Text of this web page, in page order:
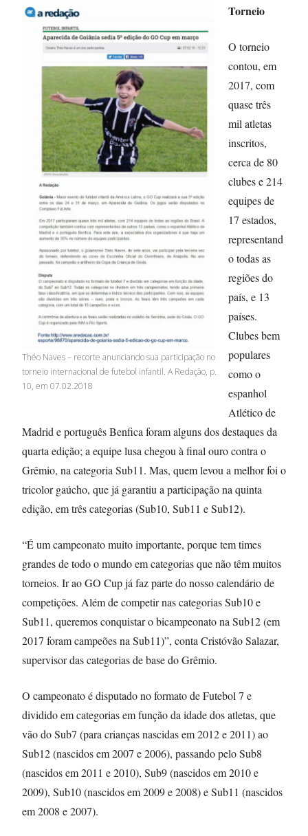
Théo Naves – recorte anunciando sua participação no
torneio internacional de futebol infantil. A Redação, p.
10, em 07.02.2018
Torneio
O torneio
contou, em
2017, com
quase três
mil atletas
inscritos,
cerca de 80
clubes e 214
equipes de
17 estados,
representand
o todas as
regiões do
país, e 13
países.
Clubes bem
populares
como o
espanhol
Atlético de
Madrid e português Benfica foram alguns dos destaques da
quarta edição; a equipe lusa chegou à final ouro contra o
Grêmio, na categoria Sub11. Mas, quem levou a melhor foi o
tricolor gaúcho, que já garantiu a participação na quinta
edição, em três categorias (Sub10, Sub11 e Sub12).
“É um campeonato muito importante, porque tem times
grandes de todo o mundo em categorias que não têm muitos
torneios. Ir ao GO Cup já faz parte do nosso calendário de
competições. Além de competir nas categorias Sub10 e
Sub11, queremos conquistar o bicampeonato na Sub12 (em
2017 foram campeões na Sub11)”, conta Cristóvão Salazar,
supervisor das categorias de base do Grêmio.
O campeonato é disputado no formato de Futebol 7 e
dividido em categorias em função da idade dos atletas, que
vão do Sub7 (para crianças nascidas em 2012 e 2011) ao
Sub12 (nascidos em 2007 e 2006), passando pelo Sub8
(nascidos em 2011 e 2010), Sub9 (nascidos em 2010 e
2009), Sub10 (nascidos em 2009 e 2008) e Sub11 (nascidos
em 2008 e 2007).